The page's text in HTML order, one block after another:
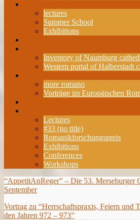
lectures
Summer School
Exhibitions
Inventory of Naumburg
Western portal of Halberstadt
more romano
Vorträge im Europäischen
Lectures
#33 (no title)
Romanikforschungspreis
Exhibitions
Conferences
Workshops
“AppetitAnReger” – Die 53. Merseburger
September
Vortrag zu “Herrschaftspraxis, Feiern und
den Jahren 972 – 973”